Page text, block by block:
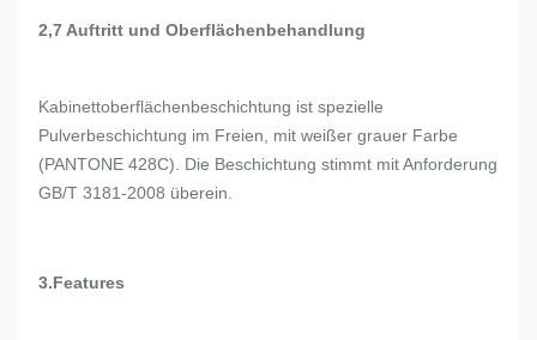
2,7 Auftritt und Oberflächenbehandlung
Kabinettoberflächenbeschichtung ist spezielle
Pulverbeschichtung im Freien, mit weißer grauer Farbe
(PANTONE 428C). Die Beschichtung stimmt mit Anforderung
GB/T 3181-2008 überein.
3.Features